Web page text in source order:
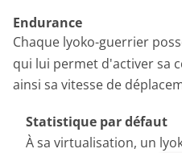
Endurance
Chaque lyoko-guerrier
qui lui permet d'activer sa
ainsi sa vitesse de
Statistique par défaut
À sa virtualisation, un